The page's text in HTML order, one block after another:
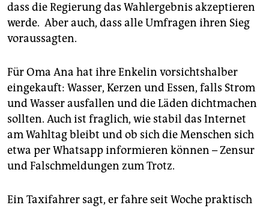
dass die Regierung das Wahlergebnis akzeptieren
werde. ­ Aber auch, dass alle Umfragen ihren Sieg
voraussagten.
Für Oma Ana hat ihre Enkelin vorsichtshalber
eingekauft: Wasser, Kerzen und Essen, falls Strom
und Wasser ausfallen und die Läden dichtmachen
sollten. Auch ist fraglich, wie stabil das Internet
am Wahltag bleibt und ob sich die Menschen sich
etwa per Whatsapp informieren können – Zensur
und Falschmeldungen zum Trotz.
Ein Taxifahrer sagt, er fahre seit Woche praktisch